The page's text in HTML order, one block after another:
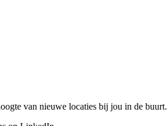
van nieuwe locaties bij jou in de buurt.